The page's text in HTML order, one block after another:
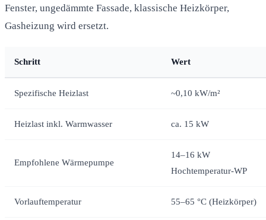
Fenster, ungedämmte Fassade, klassische Heizkörper,
Gasheizung wird ersetzt.
Schritt Wert
Spezifische Heizlast ~0,10 kW/m²
Heizlast inkl. Warmwasser ca. 15 kW
Empfohlene Wärmepumpe
14–16 kW
Hochtemperatur-WP
Vorlauftemperatur 55–65 °C (Heizkörper)